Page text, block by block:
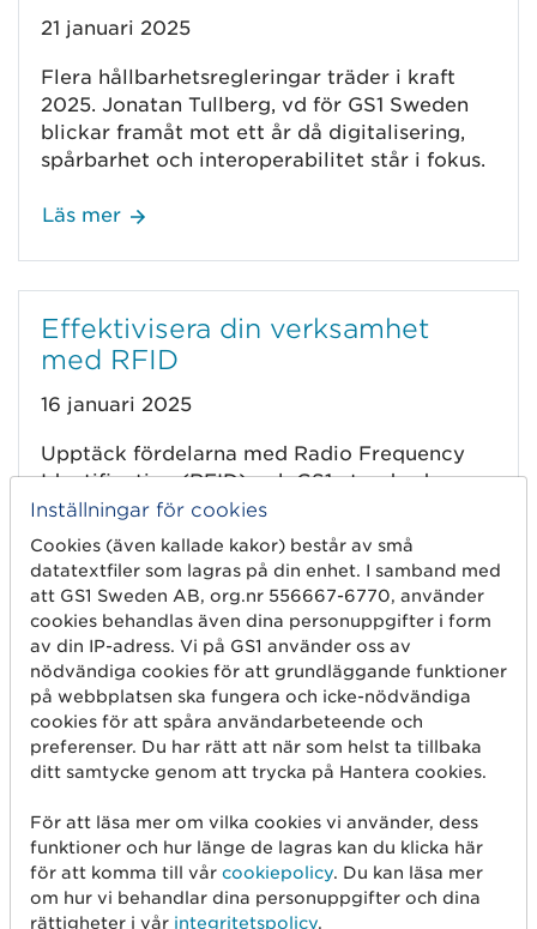
21 januari 2025
Flera hållbarhetsregleringar träder i kraft
2025. Jonatan Tullberg, vd för GS1 Sweden
blickar framåt mot ett år då digitalisering,
spårbarhet och interoperabilitet står i fokus.
Läs mer
Effektivisera din verksamhet
med RFID
16 januari 2025
Upptäck fördelarna med Radio Frequency
Identification (RFID) och GS1-standarder
samt få tips på hur du lyckas med
implementeringen.
Läs mer
Framtidens sjukvård: När
digitalisering möter hållbarhet
10 december 2024
Sjukvården står inför unika utmaningar,
Utforska hur digital spårbarhet,
interoperabilitet och hållbarhetslösningar
format framtidens vård.
Inställningar för cookies
Cookies (även kallade kakor) består av små
datatextfiler som lagras på din enhet. I samband med
att GS1 Sweden AB, org.nr 556667-6770, använder
cookies behandlas även dina personuppgifter i form
av din IP-adress. Vi på GS1 använder oss av
nödvändiga cookies för att grundläggande funktioner
på webbplatsen ska fungera och icke-nödvändiga
cookies för att spåra användarbeteende och
preferenser. Du har rätt att när som helst ta tillbaka
ditt samtycke genom att trycka på Hantera cookies.
För att läsa mer om vilka cookies vi använder, dess
funktioner och hur länge de lagras kan du klicka här
för att komma till vår cookiepolicy. Du kan läsa mer
om hur vi behandlar dina personuppgifter och dina
rättigheter i vår integritetspolicy.